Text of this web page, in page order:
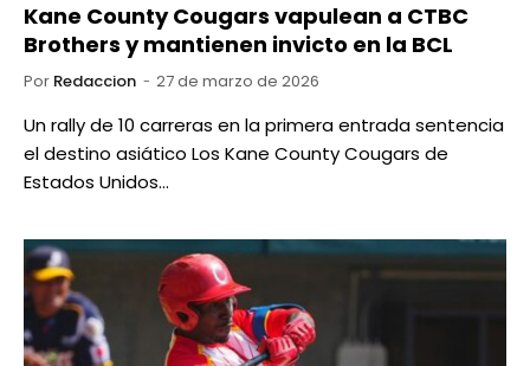
Kane County Cougars vapulean a CTBC
Brothers y mantienen invicto en la BCL
Por Redaccion 27 de marzo de 2026
Un rally de 10 carreras en la primera entrada sentencia
el destino asiático Los Kane County Cougars de
Estados Unidos…